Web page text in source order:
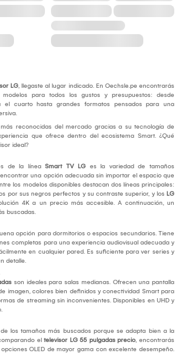
LG, llegaste al lugar indicado. En Oechsle.pe encontrarás
para todos los gustos y presupuestos: desde
el cuarto hasta grandes formatos pensados para una
reconocidas del mercado gracias a su tecnología de
que ofrece dentro del ecosistema Smart. ¿Qué
ideal?
de la línea Smart TV LG es la variedad de tamaños
una opción adecuada sin importar el espacio que
los modelos disponibles destacan dos líneas principales:
por sus negros perfectos y su contraste superior, y los LG
4K a un precio más accesible. A continuación, un
buscadas.
opción para dormitorios o espacios secundarios. Tiene
completas para una experiencia audiovisual adecuada y
en cualquier pared. Es suficiente para ver series y
detalle.
son ideales para salas medianas. Ofrecen una pantalla
imagen, colores bien definidos y conectividad Smart para
de streaming sin inconvenientes. Disponibles en UHD y
los tamaños más buscados porque se adapta bien a la
el televisor LG 55 pulgadas precio, encontrarás
OLED de mayor gama con excelente desempeño.